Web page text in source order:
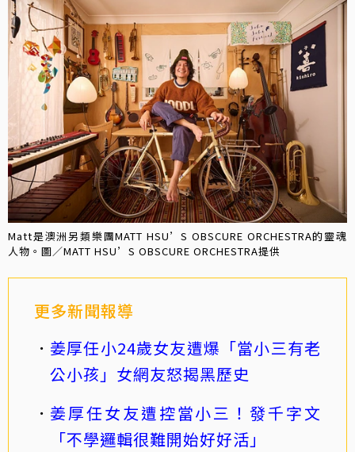
Matt是澳洲另類樂團MATT HSU’S OBSCURE ORCHESTRA的靈魂
人物。圖／MATT HSU’S OBSCURE ORCHESTRA提供
更多新聞報導
姜厚任小24歲女友遭爆「當小三有老
公小孩」女網友怒揭黑歷史
姜厚任女友遭控當小三！發千字文
「不學邏輯很難開始好好活」